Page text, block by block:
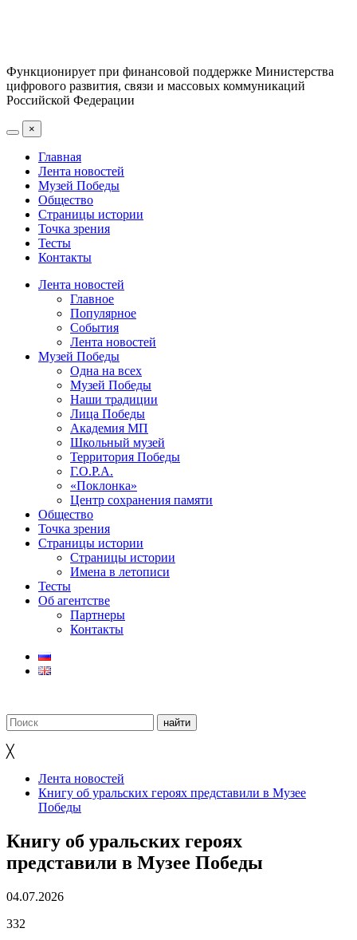
Функционирует при финансовой поддержке Министерства
цифрового развития, связи и массовых коммуникаций
Российской Федерации
×
Главная
Лента новостей
Музей Победы
Общество
Страницы истории
Точка зрения
Тесты
Контакты
Лента новостей
Главное
Популярное
События
Лента новостей
Музей Победы
Одна на всех
Музей Победы
Наши традиции
Лица Победы
Академия МП
Школьный музей
Территория Победы
Г.О.Р.А.
«Поклонка»
Центр сохранения памяти
Общество
Точка зрения
Страницы истории
Страницы истории
Имена в летописи
Тесты
Об агентстве
Партнеры
Контакты
╳
Лента новостей
Книгу об уральских героях представили в Музее
Победы
Книгу об уральских героях
представили в Музее Победы
04.07.2026
332